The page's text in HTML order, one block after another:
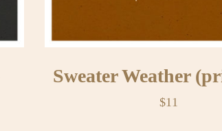
Sweater Weather
$11